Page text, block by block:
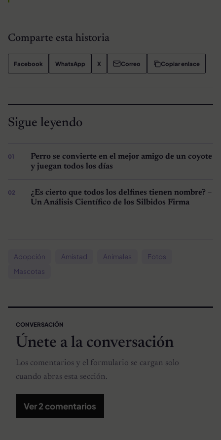
Comparte esta historia
Facebook WhatsApp X Correo Copiar enlace
Sigue leyendo
Perro se convierte en el mejor amigo de un coyote
y juegan todos los días
¿Es cierto que todos los delfines tienen nombre? –
Un Análisis Científico de los Silbidos Firma
Adopción Amistad Animales
Fotos
Mascotas
CONVERSACIÓN
Únete a la conversación
Los comentarios y el formulario se cargan solo
cuando abras esta sección.
Ver 2 comentarios